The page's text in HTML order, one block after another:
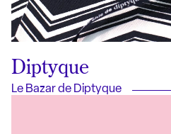
Diptyque
Le Bazar de Diptyque